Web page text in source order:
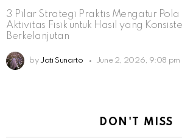
3 Pilar Strategi Praktis Mengatur Pola
Aktivitas Fisik untuk Hasil yang
Berkelanjutan
by Jati Sunarto June 2, 2026, 9:08 pm
DON'T MISS